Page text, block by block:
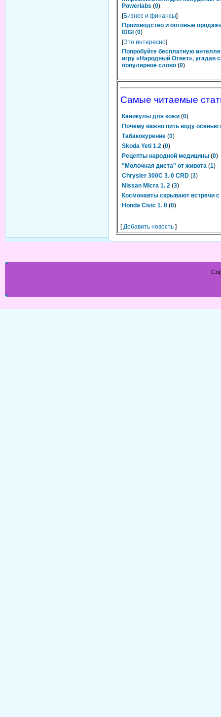
Powerlabs (0)
[Бизнес и финансы]
Производство и оптовые
IDGI (0)
[Это интересно]
Попробуйте бесплатную
игру «Народный Ответ», угадав
популярное слово (0)
Самые читаемые
Каникулы для кожи (0)
Почему важно пить воду
Табакокурение (0)
Skoda Yeti 1.2 (0)
Рецепты народной медицины (0)
"Молочная диета" от живота (1)
Chrysler 300C 3. 0 CRD (3)
Nissan Micra 1. 2 (3)
Космонавты скрывают встречи
Honda Civic 1. 8 (0)
[Добавить новость ]